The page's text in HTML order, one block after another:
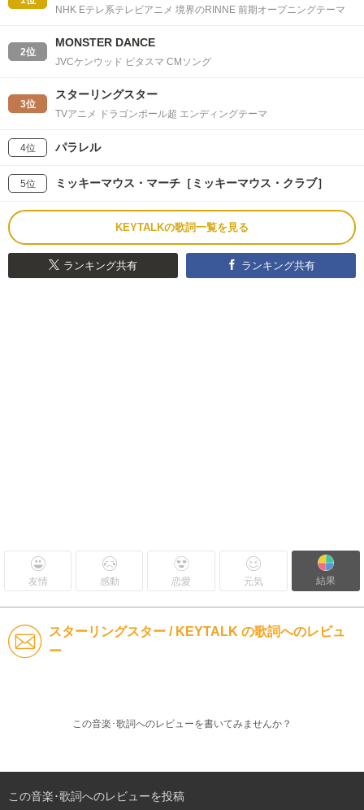
NHK Eテレ系テレビアニメ 境界のRINNE 前期オープニングテーマ
2位
MONSTER DANCE
JVCケンウッド ピタスマ CMソング
3位
スターリングスター
TVアニメ ドラゴンボール超 エンディングテーマ
4位 パラレル
5位 ミッキーマウス・マーチ［ミッキーマウス・クラブ］
KEYTALKの歌詞一覧を見る
ランキング共有 ランキング共有
友情 感動 恋愛 元気 結果
スターリングスター / KEYTALK の歌詞へのレビュ
ー
この音楽･歌詞へのレビューを書いてみませんか？
この音楽･歌詞へのレビューを投稿